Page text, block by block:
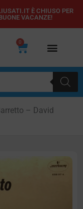
È CHIUSO PER
VACANZE!
0
Carrello
– David